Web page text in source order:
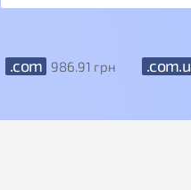
.com 986 .91 грн